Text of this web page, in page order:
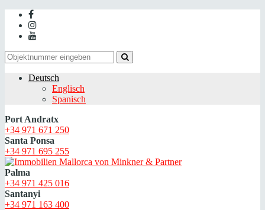
Deutsch
Englisch
Spanisch
Port Andratx
+34 971 671 250
Santa Ponsa
+34 971 695 255
Palma
+34 971 425 016
Santanyi
+34 971 163 400